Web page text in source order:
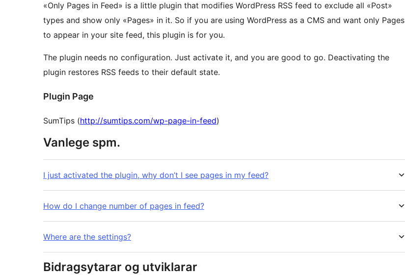
«Only Pages in Feed» is a little plugin that modifies WordPress RSS feed to exclude all «Post»
types and show only «Pages» in it. So if you are using WordPress as a CMS and want only Pages
to appear in your site feed, this plugin is for you.
The plugin needs no configuration. Just activate it, and you are good to go. Deactivating the
plugin restores RSS feeds to their default state.
Plugin Page
SumTips (http://sumtips.com/wp-page-in-feed)
Vanlege spm.
I just activated the plugin, why don’t I see pages in my feed?
How do I change number of pages in feed?
Where are the settings?
Bidragsytarar og utviklarar